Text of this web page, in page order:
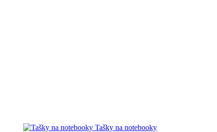
Tašky na notebooky